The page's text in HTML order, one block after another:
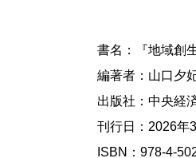
書名：『地域創
編著者：山口夕
出版社：中央経
刊行日：2026年
ISBN：978-4-